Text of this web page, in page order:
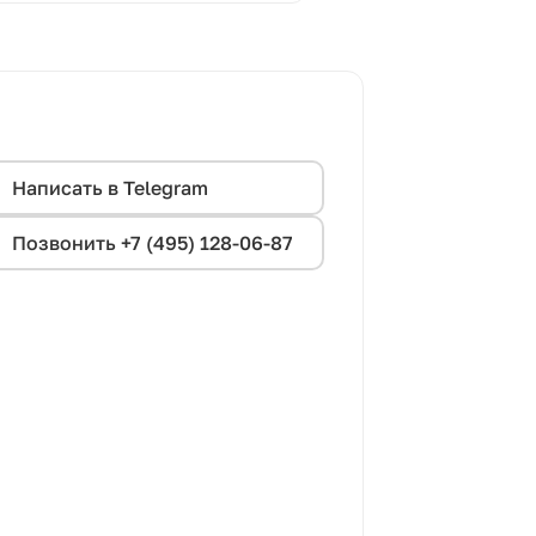
Написать в Telegram
Позвонить +7 (495) 128-06-87